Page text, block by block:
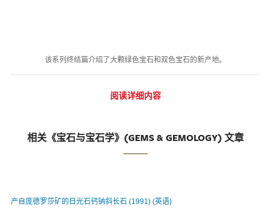
该系列终结篇介绍了大颗绿色宝石和双色宝石的新产地。
阅读详细内容
相关《宝石与宝石学》(GEMS & GEMOLOGY) 文章
产自庞德罗莎矿的日光石钙钠斜长石 (1991) (英语)